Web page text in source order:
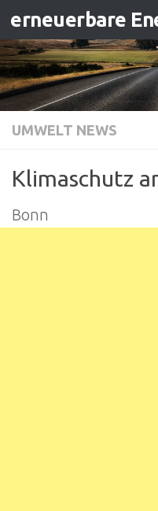
Zum Inhalt
UMWELT NEWS
Klimaschutz
Bonn